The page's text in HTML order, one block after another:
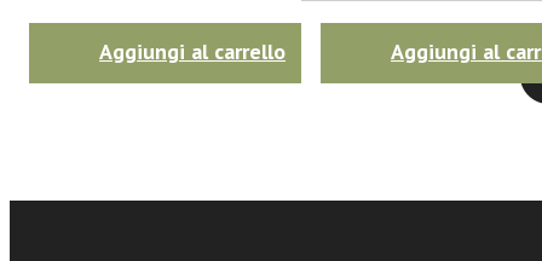
Aggiungi al carrello Aggiungi al